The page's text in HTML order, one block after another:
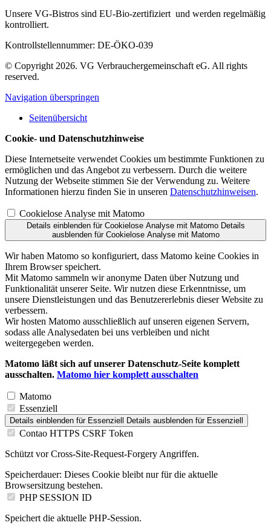
Unsere VG-Bistros sind EU-Bio-zertifiziert und werden regelmäßig
kontrolliert.
Kontrollstellennummer: DE-ÖKO-039
© Copyright 2026. VG Verbrauchergemeinschaft eG. All rights
reserved.
Navigation überspringen
Seitenübersicht
Cookie- und Datenschutzhinweise
Diese Internetseite verwendet Cookies um bestimmte Funktionen zu
ermöglichen und das Angebot zu verbessern. Durch die weitere
Nutzung der Webseite stimmen Sie der Verwendung zu. Weitere
Informationen hierzu finden Sie in unseren Datenschutzhinweisen.
Cookielose Analyse mit Matomo
Details einblendenfür Cookielose Analyse mit Matomo Details
ausblendenfür Cookielose Analyse mit Matomo
Wir haben Matomo so konfiguriert, dass Matomo keine Cookies in
Ihrem Browser speichert.
Mit Matomo sammeln wir anonyme Daten über Nutzung und
Funktionalität unserer Seite. Wir nutzen diese Erkenntnisse, um
unsere Dienstleistungen und das Benutzererlebnis dieser Website zu
verbessern.
Wir hosten Matomo ausschließlich auf unseren eigenen Servern,
sodass alle Analysedaten bei uns verbleiben und nicht
weitergegeben werden.
Matomo läßt sich auf unserer Datenschutz-Seite komplett
ausschalten. Matomo hier komplett ausschalten
Matomo
Essenziell
Details einblenden für Essenziell Details ausblenden für Essenziell
Contao HTTPS CSRF Token
Schützt vor Cross-Site-Request-Forgery Angriffen.
Speicherdauer: Dieses Cookie bleibt nur für die aktuelle
Browsersitzung bestehen.
PHP SESSION ID
Speichert die aktuelle PHP-Session.